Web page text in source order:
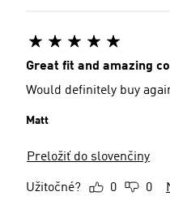
Great fit and amazing
Would definitely buy
Matt
Preložiť do slovenčiny
Užitočné? 0 0